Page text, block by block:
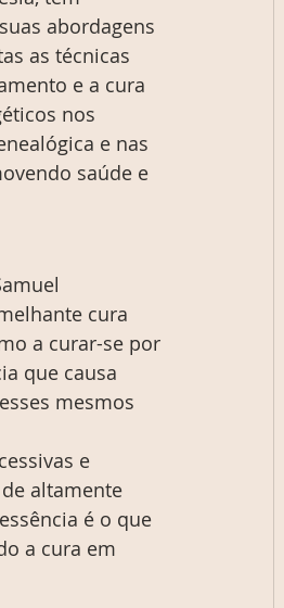
abordagens
as técnicas
e a cura
nos
e nas
saúde e
cura
a curar-se por
que causa
mesmos
e
altamente
é o que
a cura em